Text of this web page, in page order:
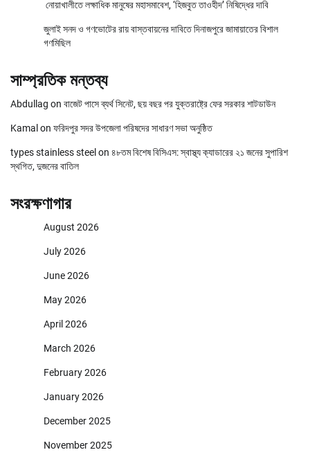
নোয়াখালীতে লক্ষাধিক মানুষের মহাসমাবেশ, ‘হিজবুত তাওহীদ’ নিষিদ্ধের দাবি
জুলাই সনদ ও গণভোটের রায় বাস্তবায়নের দাবিতে দিনাজপুরে জামায়াতের বিশাল
গণমিছিল
সাম্প্রতিক মন্তব্য
Abdullag on বাজেট পাসে ব্যর্থ সিনেট, ছয় বছর পর যুক্তরাষ্ট্রে ফের সরকার শাটডাউন
Kamal on ফরিদপুর সদর উপজেলা পরিষদের সাধারণ সভা অনুষ্ঠিত
types stainless steel on ৪৮তম বিশেষ বিসিএস: স্বাস্থ্য ক্যাডারের ২১ জনের সুপারিশ
স্থগিত, দুজনের বাতিল
সংরক্ষণাগার
August 2026
July 2026
June 2026
May 2026
April 2026
March 2026
February 2026
January 2026
December 2025
November 2025